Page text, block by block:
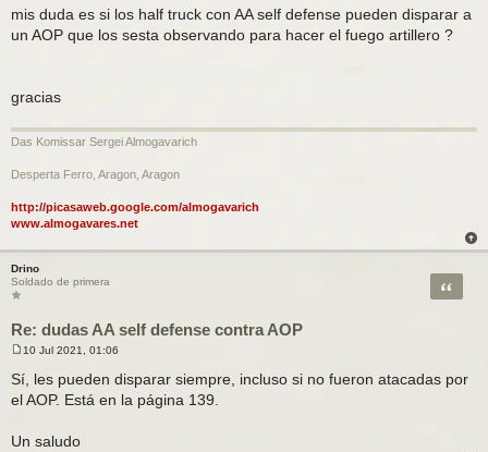
e
mis duda es si los half truck con AA self defense pueden disparar a
un AOP que los sesta observando para hacer el fuego artillero ?
gracias
Das Komissar Sergei Almogavarich
Desperta Ferro, Aragon, Aragon
http://picasaweb.google.com/almogavarich
www.almogavares.net
Drino
Soldado de primera
Re: dudas AA self defense contra AOP
Citar
e
n
s
e
10 Jul 2021, 01:06
Sí, les pueden disparar siempre, incluso si no fueron atacadas por
el AOP. Está en la página 139.
Un saludo